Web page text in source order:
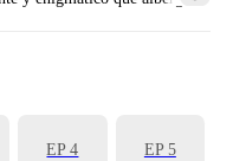
EP 4 EP 5